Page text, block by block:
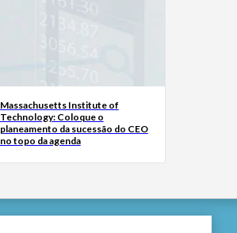
Massachusetts Institute of
Technology: Coloque o
planeamento da sucessão do CEO
no topo da agenda